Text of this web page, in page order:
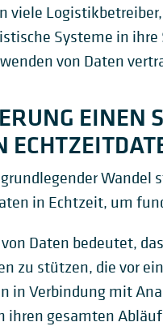
viele
Systeme in
von Daten
EINEN
in Echtzeit, um
Daten bedeutet,
zu stützen, die vor
in Verbindung mit
ihren gesamten